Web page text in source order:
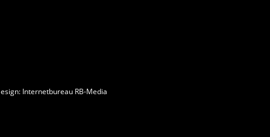
: Internetbureau RB-Media